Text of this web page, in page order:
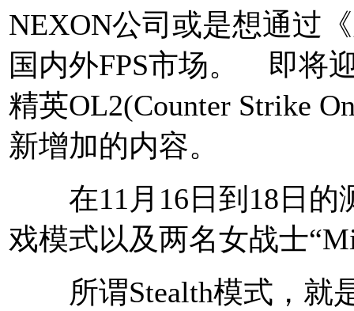
NEXON公司或是想通过
国内外FPS市场。 即将
精英OL2(Counter Strike
新增加的内容。
在11月16日到18日的
戏模式以及两名女战士
所谓Stealth模式，就